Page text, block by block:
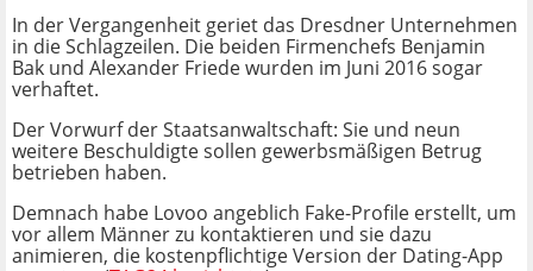
In der Vergangenheit geriet das Dresdner Unternehmen
in die Schlagzeilen. Die beiden Firmenchefs Benjamin
Bak und Alexander Friede wurden im Juni 2016 sogar
verhaftet.
Der Vorwurf der Staatsanwaltschaft: Sie und neun
weitere Beschuldigte sollen gewerbsmäßigen Betrug
betrieben haben.
Demnach habe Lovoo angeblich Fake-Profile erstellt, um
vor allem Männer zu kontaktieren und sie dazu
animieren, die kostenpflichtige Version der Dating-App